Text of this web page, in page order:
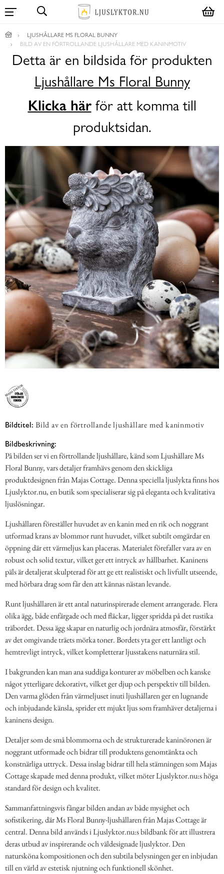
LJUSHÅLLARE MS FLORAL BUNNY
BILD AV EN FÖRTROLLANDE LJUSHÅLLARE MED KANINMOTIV
Detta är en bildsida för produkten
Ljushållare Ms Floral Bunny
Klicka härför att komma till
produktsidan.
Bildtitel: Bild av en förtrollande ljushållare med kaninmotiv
Bildbeskrivning:
På bilden ser vi en förtrollande ljushållare, känd som Ljushållare Ms
Floral Bunny, vars detaljer framhävs genom den skickliga
produktdesignen från Majas Cottage. Denna speciella ljuslykta finns hos
Ljuslyktor.nu, en butik som specialiserar sig på eleganta och kvalitativa
ljuslösningar.
Ljushållaren föreställer huvudet av en kanin med en rik och noggrant
utformad krans av blommor runt huvudet, vilket subtilt omgärdar en
öppning där ett värmeljus kan placeras. Materialet förefaller vara av en
robust och solid textur, vilket ger ett intryck av hållbarhet. Kaninens
päls är detaljerat skulpterad för att ge ett realistiskt och livfullt utseende,
med hörbara drag som får den att kännas nästan levande.
Runt ljushållaren är ett antal naturinspirerade element arrangerade. Flera
olika ägg, både enfärgade och med fläckar, ligger spridda på det rustika
träbordet. Dessa ägg skapar en naturlig och jordnära atmosfär, förstärkt
av det omgivande träets mörka toner. Bordets yta ger ett lantligt och
hemtrevligt intryck, vilket kompletterar ljusstakens naturnära stil.
I bakgrunden kan man ana suddiga konturer av möbelben och kanske
något ytterligare dekorativt, vilket ger djup och perspektiv till bilden.
Den varma glöden från värmeljuset inuti ljushållaren ger en lugnande
och inbjudande känsla, sprider ett mjukt ljus som framhäver detaljerna i
kaninens design.
Detaljer som de små blommorna och de strukturerade kaninöronen är
noggrant utformade och bidrar till produktens genomtänkta och
konstnärliga uttryck. Dessa inslag bidrar till hela stämningen som Majas
Cottage skapade med denna produkt, vilket möter Ljuslyktor.nu:s höga
standard för design och kvalitet.
Sammanfattningsvis fångar bilden andan av både mysighet och
sofistikering, där Ms Floral Bunny-ljushållaren från Majas Cottage är
central. Denna bild används i Ljuslyktor.nu:s bildbank för att illustrera
deras utbud av inspirerande och väldesignade ljuslyktor. Den
natursköna kompositionen och den subtila belysningen ger en inbjudan
till en värld av estetisk njutning och funktionell skönhet.